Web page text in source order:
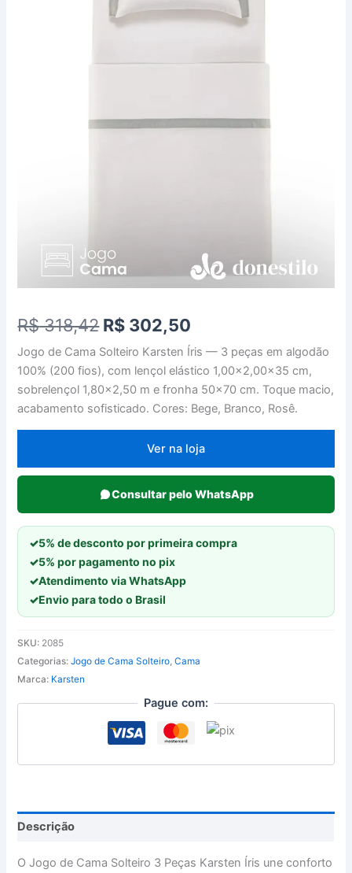
R$318,42 O
preço
original
era:
R$ 302,50
preço
atual
é:
Jogo de Cama Solteiro Karsten Íris — 3 peças em algodão
100% (200 fios), com lençol elástico 1,00×2,00×35 cm,
sobrelençol 1,80×2,50 m e fronha 50×70 cm. Toque macio,
acabamento sofisticado. Cores: Bege, Branco, Rosê.
Ver na loja
Consultar pelo WhatsApp
✓5% de desconto por primeira compra
✓5% por pagamento no pix
✓Atendimento via WhatsApp
✓Envio para todo o Brasil
SKU: 2085
Categorias:Jogo de Cama Solteiro ,Cama
Marca: Karsten
Pague com:
Descrição
O Jogo de Cama Solteiro 3 Peças Karsten Íris une conforto